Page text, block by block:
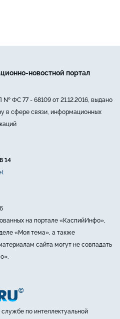
новостной портал
№ ФС 77 - 68109 от 21.12.2016, выдано
в сфере связи, информационных
14
на портале «КаспийИнфо»,
«Моя тема», а также
сайта могут не совпадать
по интеллектуальной